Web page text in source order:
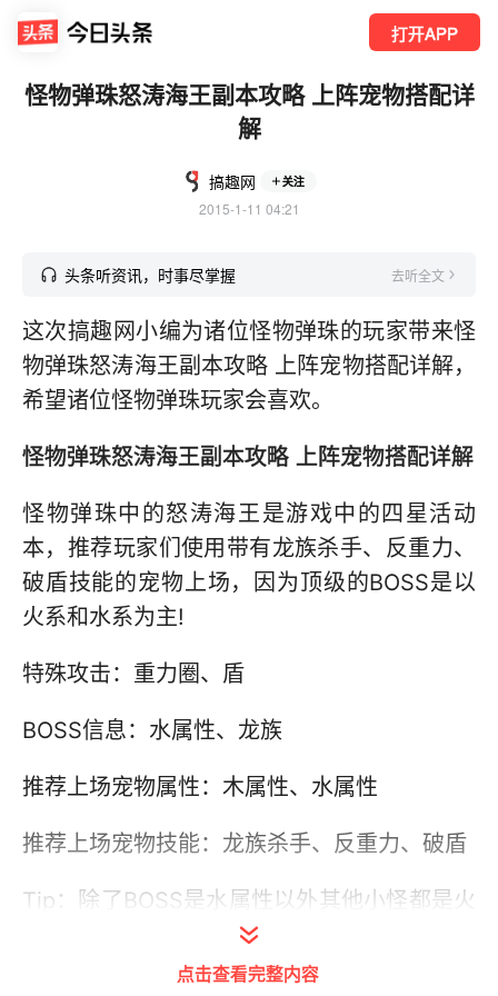
打开APP
怪物弹珠怒涛海王副本攻略 上阵宠物搭配详
解
搞趣网 关注
2015-1-11 04:21
头条听资讯，时事尽掌握 去听全文
这次搞趣网小编为诸位怪物弹珠的玩家带来怪
物弹珠怒涛海王副本攻略 上阵宠物搭配详解，
希望诸位怪物弹珠玩家会喜欢。
怪物弹珠怒涛海王副本攻略 上阵宠物搭配详解
怪物弹珠中的怒涛海王是游戏中的四星活动
本，推荐玩家们使用带有龙族杀手、反重力、
破盾技能的宠物上场，因为顶级的BOSS是以
火系和水系为主!
特殊攻击：重力圈、盾
BOSS信息：水属性、龙族
推荐上场宠物属性：木属性、水属性
推荐上场宠物技能：龙族杀手、反重力、破盾
Tip：除了BOSS是水属性以外其他小怪都是火
属性，所以只带木属性的话可能会被小怪虐死
点击查看完整内容